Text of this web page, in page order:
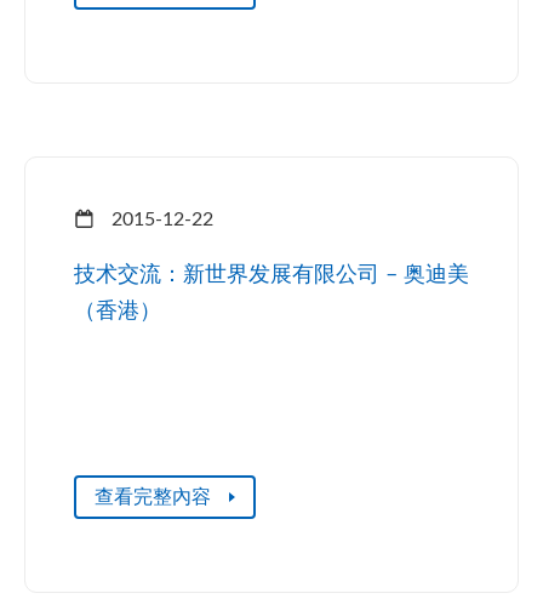
2015-12-22
技术交流：新世界发展有限公司 – 奥迪美
（香港）
查看完整內容